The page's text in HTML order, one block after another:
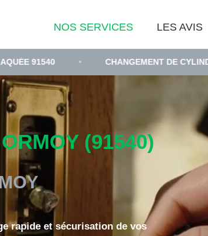
NOS SERVICES LES AVIS
• CHANGEMENT DE CYLINDRE DE
(91540)
rapide et sécurisation de vos